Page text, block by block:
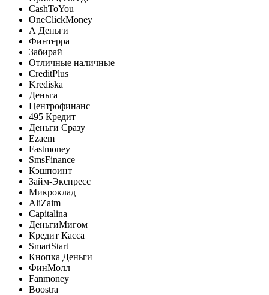
CashToYou
OneClickMoney
А Деньги
Финтерра
Забирай
Отличные наличные
CreditPlus
Krediska
Деньга
Центрофинанс
495 Кредит
Деньги Сразу
Ezaem
Fastmoney
SmsFinance
Кэшпоинт
Займ-Экспресс
Микроклад
AliZaim
Capitalina
ДеньгиМигом
Кредит Касса
SmartStart
Кнопка Деньги
ФинМолл
Fanmoney
Boostra